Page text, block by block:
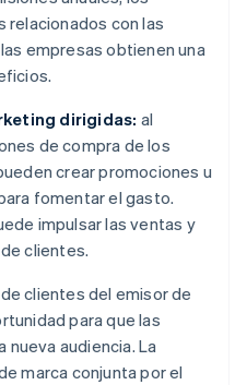
con las
empresas obtienen una
dirigidas: al
de compra de los
crear promociones u
fomentar el gasto.
impulsar las ventas y
clientes.
clientes del emisor de
para que las
nueva audiencia. La
marca conjunta por el